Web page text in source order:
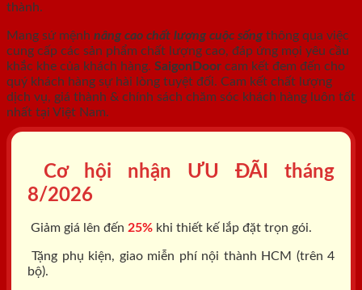
thành.
Mang sứ mệnh nâng cao chất lượng cuộc sống thông qua việc
cung cấp các sản phẩm chất lượng cao, đáp ứng mọi yêu cầu
khắc khe của khách hàng. SaigonDoor cam kết đem đến cho
quý khách hàng sự hài lòng tuyệt đối. Cam kết chất lượng
dịch vụ, giá thành & chính sách chăm sóc khách hàng luôn tốt
nhất tại Việt Nam.
Cơ hội nhận ƯU ĐÃI tháng
8/2026
Giảm giá lên đến 25% khi thiết kế lắp đặt trọn gói.
Tặng phụ kiện, giao miễn phí nội thành HCM (trên 4
bộ).